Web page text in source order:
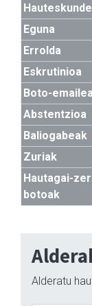
Eguna
Errolda
Eskrutinioa
Boto-
Abstentzioa
Baliogabeak
Zuriak
Hautagai-
botoak
Alderatu